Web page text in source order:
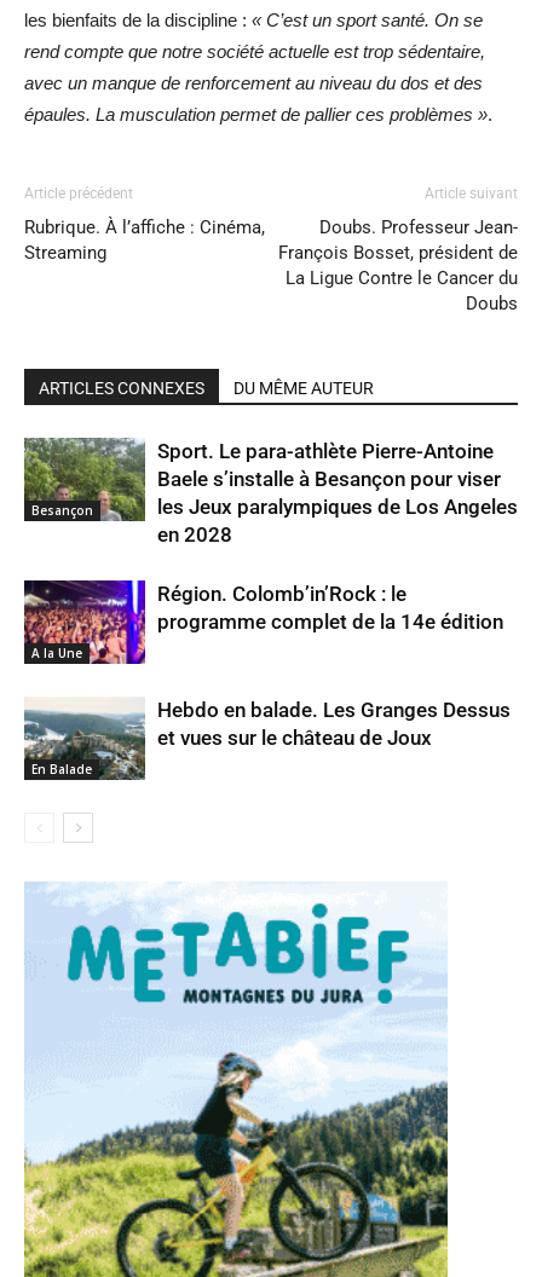
les bienfaits de la discipline : « C’est un sport santé. On se
rend compte que notre société actuelle est trop sédentaire,
avec un manque de renforcement au niveau du dos et des
épaules. La musculation permet de pallier ces problèmes ».
Article précédent
Rubrique. À l’affiche : Cinéma,
Streaming
Article suivant
Doubs. Professeur Jean-
François Bosset, président de
La Ligue Contre le Cancer du
Doubs
ARTICLES CONNEXES DU MÊME AUTEUR
Besançon
Sport. Le para-athlète Pierre-Antoine
Baele s’installe à Besançon pour viser
les Jeux paralympiques de Los Angeles
en 2028
A la Une
Région. Colomb’in’Rock : le
programme complet de la 14e édition
En Balade
Hebdo en balade. Les Granges Dessus
et vues sur le château de Joux